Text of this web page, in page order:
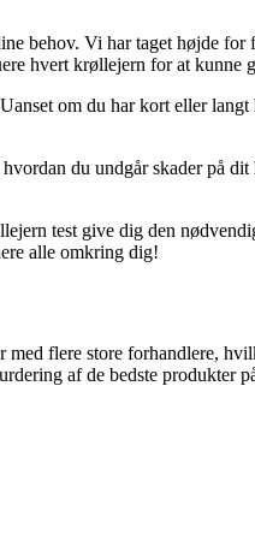
behov. Vi har taget højde
hvert krøllejern for at
om du har kort eller
du undgår skader på dit
test give dig den
alle omkring dig!
med flere store forhandlere,
af de bedste produkter